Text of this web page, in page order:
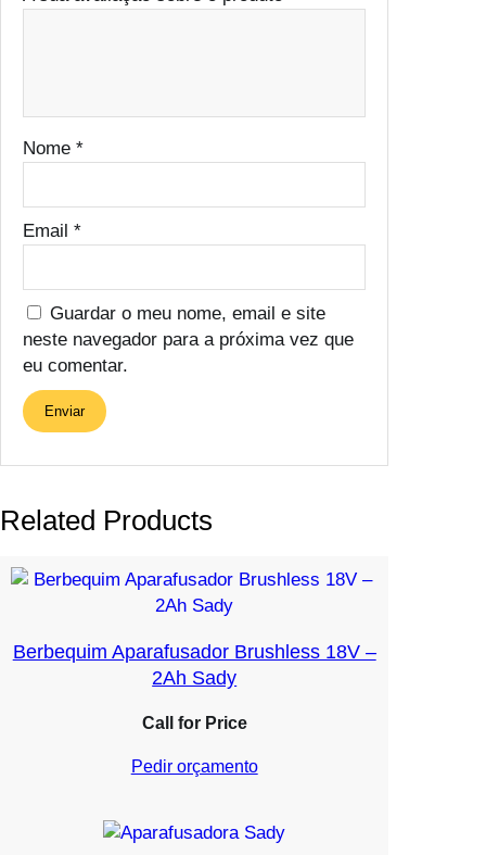
Nome *
Email *
Guardar o meu nome, email e site
neste navegador para a próxima vez que
eu comentar.
Related Products
Berbequim Aparafusador Brushless 18V –
2Ah Sady
Call for Price
Pedir orçamento